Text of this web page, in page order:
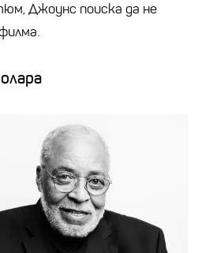
Джоунс поиска да не